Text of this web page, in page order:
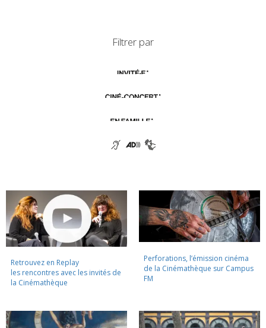
Filtrer par
Retrouvez en Replay
les rencontres avec les invités de
la Cinémathèque
Perforations, l’émission cinéma
de la Cinémathèque sur Campus
FM